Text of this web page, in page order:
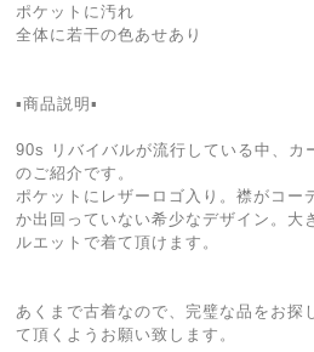
ポケットに汚れ
全体に若干の色あせあり
▪️商品説明▪️
90s リバイバルが流行している中、カ
のご紹介です。
ポケットにレザーロゴ入り。襟がコー
か出回っていない希少なデザイン。大
ルエットで着て頂けます。
あくまで古着なので、完璧な品をお探
て頂くようお願い致します。